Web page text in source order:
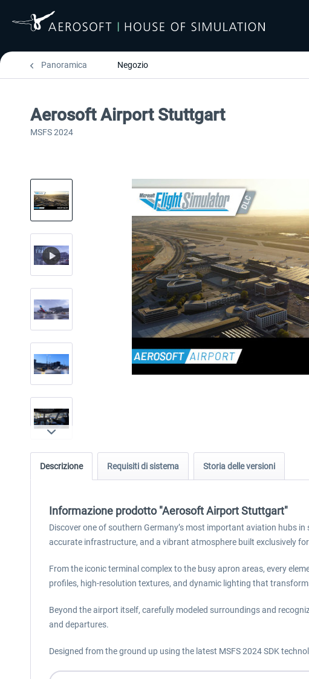
Panoramica Negozio
Aerosoft Airport Stuttgart
MSFS 2024
Descrizione Requisiti di sistema Storia delle versioni
Informazione prodotto "Aerosoft Airport Stuttgart"
Discover one of southern Germany’s most important aviation hubs
accurate infrastructure, and a vibrant atmosphere built exclusively
From the iconic terminal complex to the busy apron areas, every
profiles, high-resolution textures, and dynamic lighting that
Beyond the airport itself, carefully modeled surroundings and
and departures.
Designed from the ground up using the latest MSFS 2024 SDK